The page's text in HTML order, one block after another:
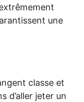
une
classe et
d’aller jeter un